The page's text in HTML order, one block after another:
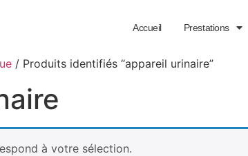
Accueil Prestations
/ Produits identifiés “appareil urinaire”
à votre sélection.